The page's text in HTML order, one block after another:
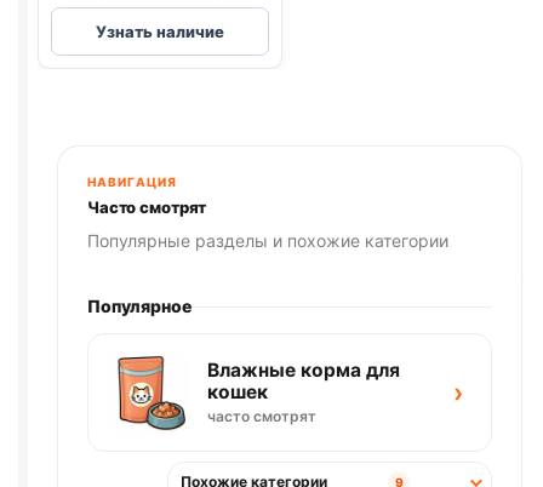
Деревенские
лак.
(КОСТОЧКИ,
55г
Узнать наличие
НАВИГАЦИЯ
Часто смотрят
Популярные разделы и похожие категории
Популярное
Влажные корма для
кошек
часто смотрят
›
Похожие категории 9